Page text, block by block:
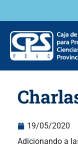
19/05/2020
Adicionando a